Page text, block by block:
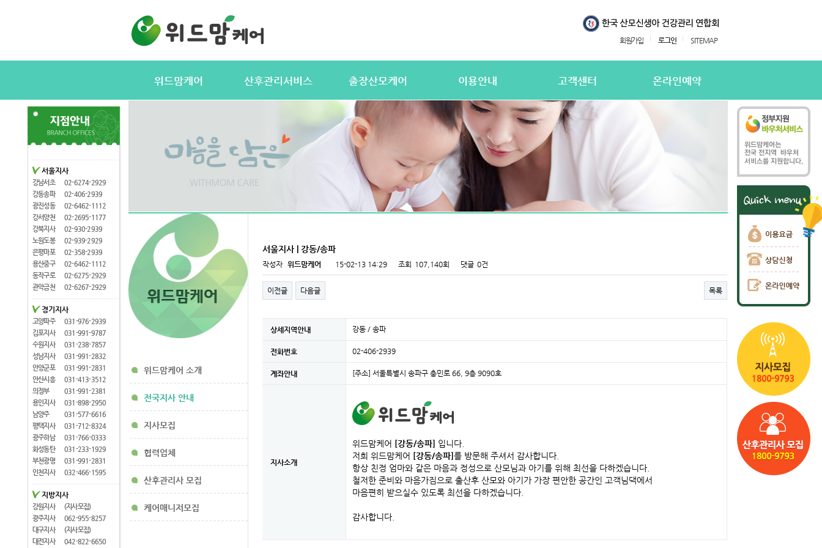
회원가입 로그인 SITEMAP
위드맘케어 산후관리서비스
산후관리사 업무
산후관리사 자격요건
출장산모케어
산전바디케어
산후바디케어
케어매니저 자격요건
유의사항
이용안내
이용절차
이용요금
대여용품
이용약관
고객센터
공지사항
문의하기
이용후기
자주하는질문
상담신청
상담신청 확인
온라인예약
온라인예약
온라인 예약확인
위드맘케어 소개
전국지사 안내
지사모집
협력업체
산후관리사 모집
케어매니저모집
서울지사
강남서초
02-6274-2929
강동송파
02-406-2939
광진성동
02-6462-1112
강서양천
02-2695-1177
강북지사
02-930-2939
노원도봉
02-939-2929
은평마포
02-358-2939
용산중구
02-6462-1112
동작구로
02-6275-2929
관악금천
02-6267-2929
경기지사
고양파주
031-976-2939
김포지사
031-991-9787
수원지사
031-238-7857
성남지사
031-991-2832
안양군포
031-991-2831
안산시흥
031-413-3512
의정부
031-991-2381
용인지사
031-898-2950
남양주
031-577-6616
평택지사
031-712-8324
광주하남
031-766-0333
화성동탄
031-233-1929
부천광명
031-991-2831
인천지사
032-466-1595
지방지사
강원지사
(지사모집)
광주지사
062-955-8257
대구지사
(지사모집)
대전지사
042-822-6650
서울지사 | 강동/송파
작성자 위드맘케어 15-02-13 14:29 조회 107,140회 댓글 0건
이전글 다음글 목록
상세지역안내 강동 / 송파
전화번호 02-406-2939
계좌안내 [주소] 서울특별시 송파구 충민로 66, 9층 9090호
지사소개
위드맘케어 [강동/송파] 입니다.
저희 위드맘케어 [강동/송파]를 방문해 주셔서 감사합니다.
항상 친정 엄마와 같은 마음과 정성으로 산모님과 아기를 위해 최선을 다하겠습니다.
철저한 준비와 마음가짐으로 출산후 산모와 아기가 가장 편안한 공간인 고객님댁에서
마음편히 받으실수 있도록 최선을 다하겠습니다.
감사합니다.